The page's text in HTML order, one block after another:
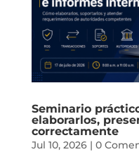
Seminario
elaborarlos,
correctamente
Jul 10, 2026| 0